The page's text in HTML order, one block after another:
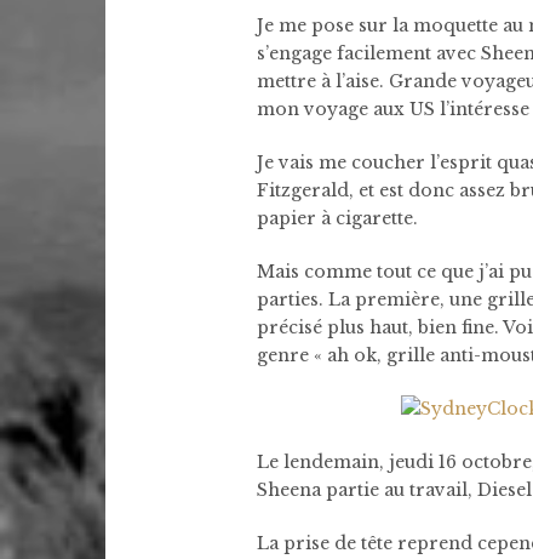
Je me pose sur la moquette
s’engage facilement avec
mettre à l’aise. Grande
mon voyage aux US
Je vais me coucher l’esprit
Fitzgerald, et est donc assez
papier à cigarette.
Mais comme tout ce que j’ai
parties. La première, une
précisé plus haut, bien fine.
genre « ah ok, grille anti-
Le lendemain, jeudi 16
Sheena partie au travail,
La prise de tête reprend